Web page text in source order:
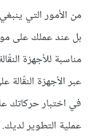
من الأمور التي
بل عند عملك على
مناسبة للأجهزة
عبر الأجهزة
في اختبار حركاتك
عملية التطوير لديك.